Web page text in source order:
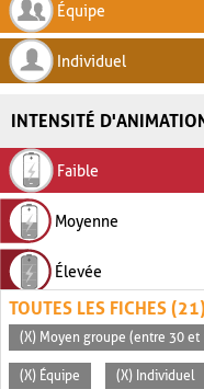
Équipe
Individuel
INTENSITÉ
Faible
Moyenne
Élevée
TOUTES LES FICHES (21)
(X) Moyen groupe (entre 30 et
(X) Équipe (X) Individuel